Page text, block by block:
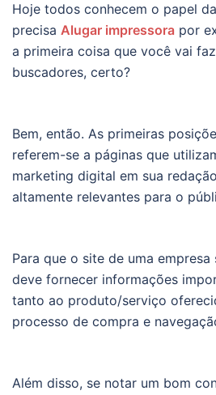
Hoje todos conhecem o papel
precisa Alugar impressora por
a primeira coisa que você vai
buscadores, certo?
Bem, então. As primeiras
referem-se a páginas que
marketing digital em sua
altamente relevantes para o
Para que o site de uma empresa
deve fornecer informações
tanto ao produto/serviço
processo de compra e
Além disso, se notar um bom